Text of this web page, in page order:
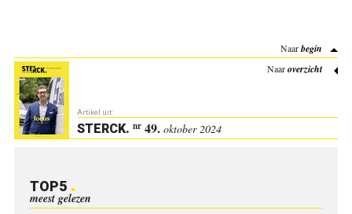
Naarbegin
Naaroverzicht
Artikel uit:
STERCK. nr49. oktober 2024
TOP5
meest gelezen